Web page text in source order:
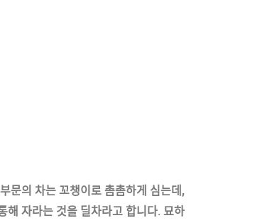
문의 차는 꼬챙이로 촘촘하게 심는데 ,
해 자라는 것을 딜차라고 합니다. 묘하